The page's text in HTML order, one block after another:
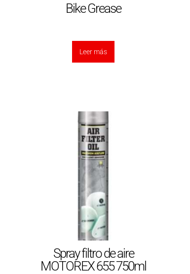
Bike Grease
Leer más
Spray filtro de aire
MOTOREX 655 750ml